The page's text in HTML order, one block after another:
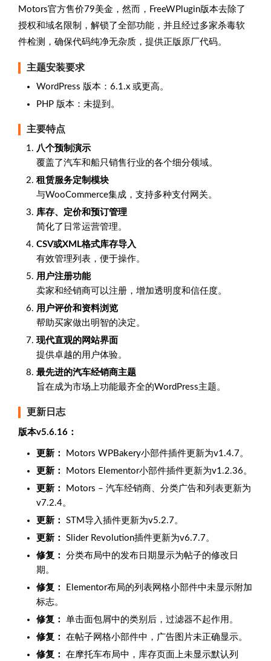
Motors官方售价79美金，然而，FreeWPlugin版本去除了
授权和域名限制，解锁了全部功能，并且经过多家杀毒软
件检测，确保代码纯净无杂质，提供正版原厂代码。
主题安装要求
WordPress 版本：6.1.x 或更高。
PHP 版本：未提到。
主要特点
八个预制演示
覆盖了汽车和船只销售行业的各个细分领域。
租赁服务定制模块
与WooCommerce集成，支持多种支付网关。
库存、定价和预订管理
简化了日常运营管理。
CSV或XML格式库存导入
有效管理列表，便于操作。
用户注册功能
卖家和经销商可以注册，增加透明度和信任度。
用户评价和资料浏览
帮助买家做出明智的决定。
现代直观的网站界面
提供卓越的用户体验。
最先进的汽车经销商主题
旨在成为市场上功能最齐全的WordPress主题。
更新日志
版本v5.6.16：
更新：
Motors WPBakery小部件插件更新为v1.4.7。
更新：
Motors Elementor小部件插件更新为v1.2.36。
更新：
Motors – 汽车经销商、分类广告和列表更新为
v7.2.4。
更新：
STM导入插件更新为v5.2.7。
更新：
Slider Revolution插件更新为v6.7.7。
修复：
分类布局中的发布日期显示为帖子的修改日
期。
修复：
Elementor布局的列表网格小部件中未显示附加
标志。
修复：
单击面包屑中的类别后，过滤器不起作用。
修复：
在帖子网格小部件中，广告图片未正确显示。
修复：
在摩托车布局中，库存页面上未显示默认列